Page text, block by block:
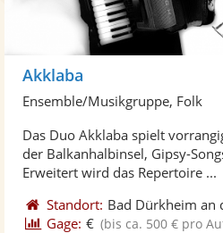
Akklaba
Ensemble/Musikgruppe, Folk
Das Duo Akklaba spielt
der Balkanhalbinsel, Gipsy-
Erweitert wird das Repertoire ...
Standort: Bad Dürkheim an
Gage: € (bis ca. 500 € pro